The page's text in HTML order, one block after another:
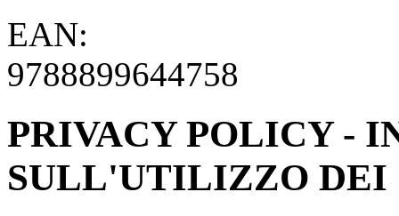
EAN:
9788899644758
PRIVACY POLICY -
SULL'UTILIZZO DEI